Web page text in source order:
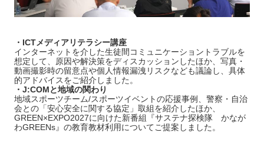
・ICTメディアリテラシー講座
インターネットを介した生徒間コミュニケーショントラブルを
想定して、原因や解決策をディスカッションしたほか、写真・
動画撮影時の留意点や個人情報漏洩リスクなども議論し、具体
的アドバイスをご紹介しました。
・J:COMと地域の関わり
地域スポーツチーム/スポーツイベントの応援事例、警察・自治
会との「安心安全に関する協定」取組を紹介したほか、
GREEN×EXPO2027に向けた新番組『サステナ探検隊 かなが
わGREENs』の教育教材利用についてご提案しました。